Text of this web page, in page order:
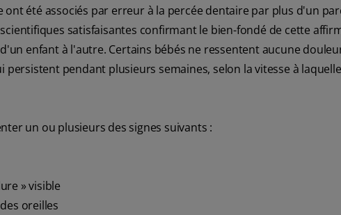
ont été associés par erreur à la percée dentaire par plus d'un
satisfaisantes confirmant le bien-fondé de cette
enfant à l'autre. Certains bébés ne ressentent aucune
pendant plusieurs semaines, selon la vitesse à
un ou plusieurs des signes suivants :
» visible
oreilles